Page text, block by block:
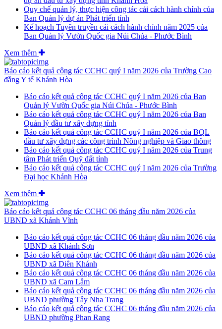
Quy chế quản lý, thực hiện công tác cải cách hành chính của
Ban Quản lý dự án Phát triển tỉnh
Kế hoạch Tuyên truyền cải cách hành chính năm 2025 của
Ban Quản lý Vườn Quốc gia Núi Chúa - Phước Bình
Xem thêm
Báo cáo kết quả công tác CCHC quý I năm 2026 của Trường Cao
đẳng Y tế Khánh Hòa
Báo cáo kết quả công tác CCHC quý I năm 2026 của Ban
Quản lý Vườn Quốc gia Núi Chúa - Phước Bình
Báo cáo kết quả công tác CCHC quý I năm 2026 của Ban
Quản lý đầu tư xây dựng tỉnh
Báo cáo kết quả công tác CCHC quý I năm 2026 của BQL
đầu tư xây dựng các công trình Nông nghiệp và Giao thông
Báo cáo kết quả công tác CCHC quý I năm 2026 của Trung
tâm Phát triển Quỹ đất tỉnh
Báo cáo kết quả công tác CCHC quý I năm 2026 của Trường
Đại học Khánh Hòa
Xem thêm
Báo cáo kết quả công tác CCHC 06 tháng đầu năm 2026 của
UBND xã Khánh Vĩnh
Báo cáo kết quả công tác CCHC 06 tháng đầu năm 2026 của
UBND xã Khánh Sơn
Báo cáo kết quả công tác CCHC 06 tháng đầu năm 2026 của
UBND xã Diên Khánh
Báo cáo kết quả công tác CCHC 06 tháng đầu năm 2026 của
UBND xã Cam Lâm
Báo cáo kết quả công tác CCHC 06 tháng đầu năm 2026 của
UBND phường Tây Nha Trang
Báo cáo kết quả công tác CCHC 06 tháng đầu năm 2026 của
UBND phường Phan Rang